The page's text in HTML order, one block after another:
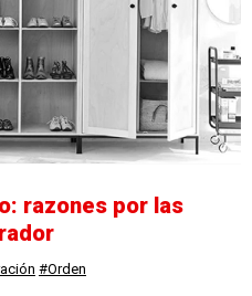
razones por las
#Orden